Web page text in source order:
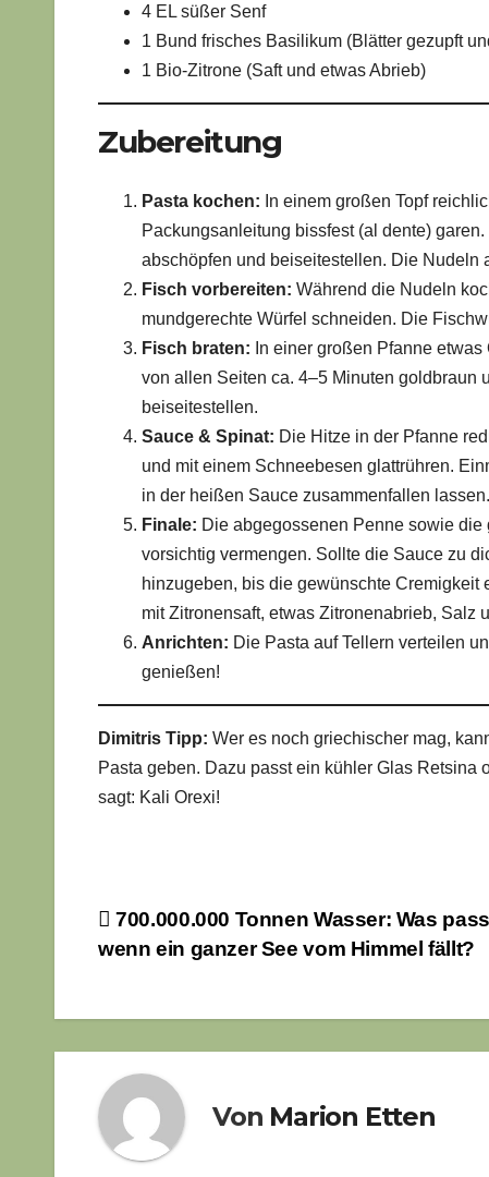
4 EL süßer Senf
1 Bund frisches Basilikum (Blätter gezupft
1 Bio-Zitrone (Saft und etwas Abrieb)
Zubereitung
Pasta kochen: In einem großen Topf
Packungsanleitung bissfest (al dente)
abschöpfen und beiseitestellen. Die Nudeln
Fisch vorbereiten: Während die Nudeln
mundgerechte Würfel schneiden. Die
Fisch braten: In einer großen Pfanne
von allen Seiten ca. 4–5 Minuten goldbraun
beiseitestellen.
Sauce & Spinat: Die Hitze in der Pfanne
und mit einem Schneebesen glattrühren.
in der heißen Sauce zusammenfallen lassen.
Finale: Die abgegossenen Penne sowie
vorsichtig vermengen. Sollte die Sauce zu
hinzugeben, bis die gewünschte
mit Zitronensaft, etwas Zitronenabrieb, Salz
Anrichten: Die Pasta auf Tellern verteilen
genießen!
Dimitris Tipp: Wer es noch griechischer mag,
Pasta geben. Dazu passt ein kühler Glas Retsina
sagt: Kali Orexi!
Beitragsnavigation
700.000.000 Tonnen Wasser: Was
wenn ein ganzer See vom Himmel fällt?
Von Marion Etten